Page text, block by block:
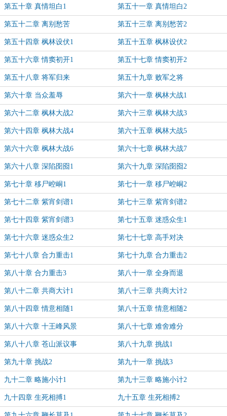
第五十章 真情坦白1 第五十一章 真情坦白2
第五十二章 离别愁苦 第五十三章 离别愁苦2
第五十四章 枫林设伏1 第五十五章 枫林设伏2
第五十六章 情窦初开1 第五十七章 情窦初开2
第五十八章 将军归来 第五十九章 败军之将
第六十章 当众羞辱 第六十一章 枫林大战1
第六十二章 枫林大战2 第六十三章 枫林大战3
第六十四章 枫林大战4 第六十五章 枫林大战5
第六十六章 枫林大战6 第六十七章 枫林大战7
第六十八章 深陷囹囵1 第六十九章 深陷囹囵2
第七十章 移尸崆峒1 第七十一章 移尸崆峒2
第七十二章 紫宵剑谱1 第七十三章 紫宵剑谱2
第七十四章 紫宵剑谱3 第七十五章 迷惑众生1
第七十六章 迷惑众生2 第七十七章 高手对决
第七十八章 合力重击1 第七十九章 合力重击2
第八十章 合力重击3 第八十一章 全身而退
第八十二章 共商大计1 第八十三章 共商大计2
第八十四章 情意相随1 第八十五章 情意相随2
第八十六章 十王峰风景 第八十七章 难舍难分
第八十八章 苍山派议事 第八十九章 挑战1
第九十章 挑战2 第九十一章 挑战3
九十二章 略施小计1 第九十三章 略施小计2
九十四章 生死相搏1 九十五章 生死相搏2